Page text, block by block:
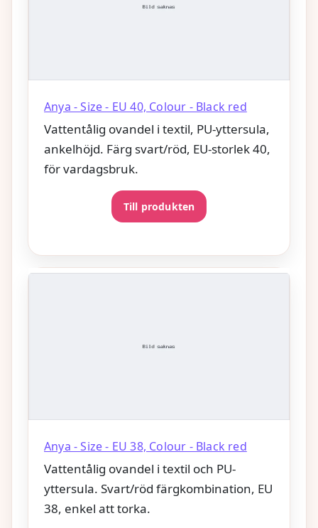
Anya - Size - EU 40, Colour - Black red
Vattentålig ovandel i textil, PU-yttersula,
ankelhöjd. Färg svart/röd, EU-storlek 40,
för vardagsbruk.
Till produkten
Anya - Size - EU 38, Colour - Black red
Vattentålig ovandel i textil och PU-
yttersula. Svart/röd färgkombination, EU
38, enkel att torka.